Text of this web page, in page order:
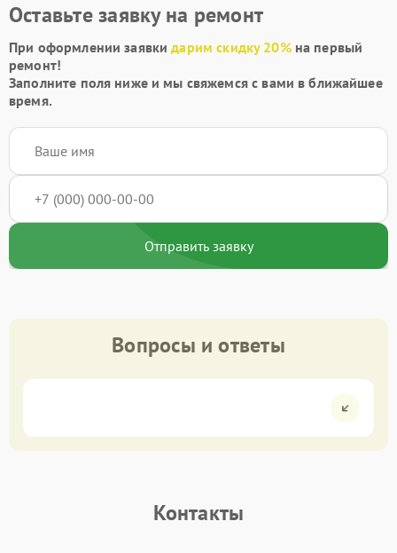
Оставьте заявку на ремонт
При оформлении заявкидарим скидку 20%на первый
ремонт!
Заполните поля ниже и мы свяжемся с вами в ближайшее
время.
Отправить заявку
Вопросы и ответы
Контакты